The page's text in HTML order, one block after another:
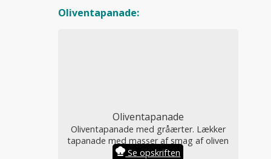
Oliventapanade:
Oliventapanade
Oliventapanade med gråærter. Lækker
tapanade med masser af smag af oliven
Se opskriften